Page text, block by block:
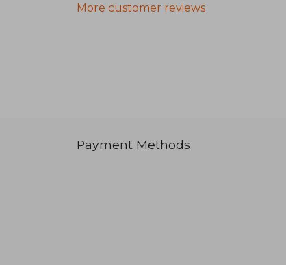
More customer reviews
Payment Methods